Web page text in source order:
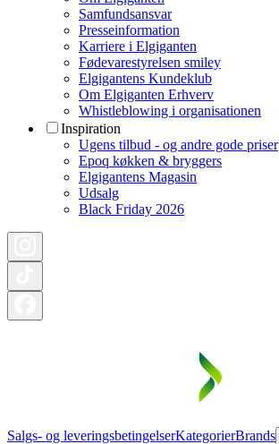
Samfundsansvar
Presseinformation
Karriere i Elgiganten
Fødevarestyrelsen smiley
Elgigantens Kundeklub
Om Elgiganten Erhverv
Whistleblowing i organisationen
Inspiration
Ugens tilbud - og andre gode priser
Epoq køkken & bryggers
Elgigantens Magasin
Udsalg
Black Friday 2026
Salgs- og leveringsbetingelserKategorierBrands